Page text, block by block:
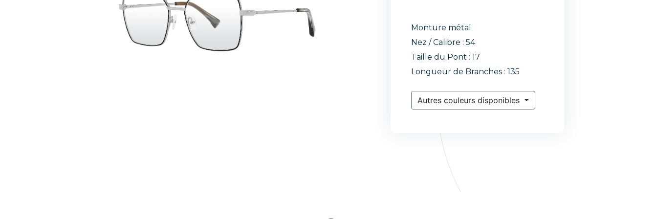
Monture métal
Nez / Calibre : 54
Taille du Pont : 17
Longueur de Branches : 135
Autres couleurs disponibles